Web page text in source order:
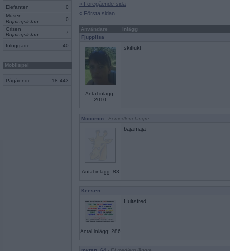
Elefanten
0
Musen
Böjningslistan
0
Grisen
Böjningslistan
7
Inloggade 40
Mobilspel
Pågående 18 443
« Föregående sida
« Första sidan
Användare
Inlägg
Fjupplisa
Antal inlägg:
2010
skitlukt
Mooomin - Ej medlem längre
Antal inlägg: 83
bajamaja
Keesen
Antal inlägg: 286
Hultsfred